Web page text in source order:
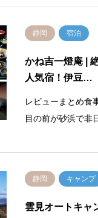
静岡 宿泊
かね吉一燈庵 |
人気宿！伊豆…
レビューまとめ食
目の前が砂浜で非
静岡 キャンプ
雲見オートキャ